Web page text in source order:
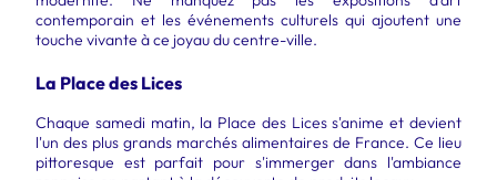
contemporain et les événements culturels qui ajoutent une
touche vivante à ce joyau du centre-ville.
La Place des Lices
Chaque samedi matin, la Place des Lices s'anime et devient
l'un des plus grands marchés alimentaires de France. Ce lieu
pittoresque est parfait pour s'immerger dans l'ambiance